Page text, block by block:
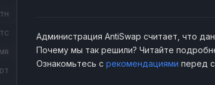
Администрация AntiSwap считает, что
Почему мы так решили? Читайте
Ознакомьтесь с рекомендациями перед